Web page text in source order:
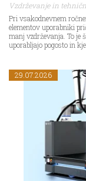
Vzdrževanje in
Pri vsakodnevnem
elementov uporabniki
manj vzdrževanja. To je
uporabljajo pogosto in
29.07.2026